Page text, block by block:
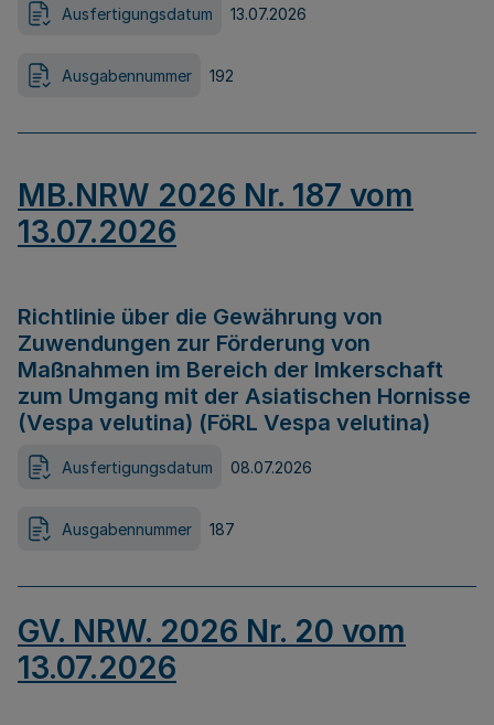
Ausfertigungsdatum 13.07.2026
Ausgabennummer 192
MB.NRW 2026 Nr. 187 vom
13.07.2026
Richtlinie über die Gewährung von
Zuwendungen zur Förderung von
Maßnahmen im Bereich der Imkerschaft
zum Umgang mit der Asiatischen Hornisse
(Vespa velutina) (FöRL Vespa velutina)
Ausfertigungsdatum 08.07.2026
Ausgabennummer 187
GV. NRW. 2026 Nr. 20 vom
13.07.2026